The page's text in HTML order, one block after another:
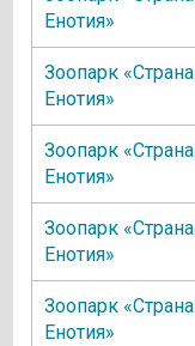
Енотия»
Зоопарк «Страна
Енотия»
Зоопарк «Страна
Енотия»
Зоопарк «Страна
Енотия»
Зоопарк «Страна
Енотия»